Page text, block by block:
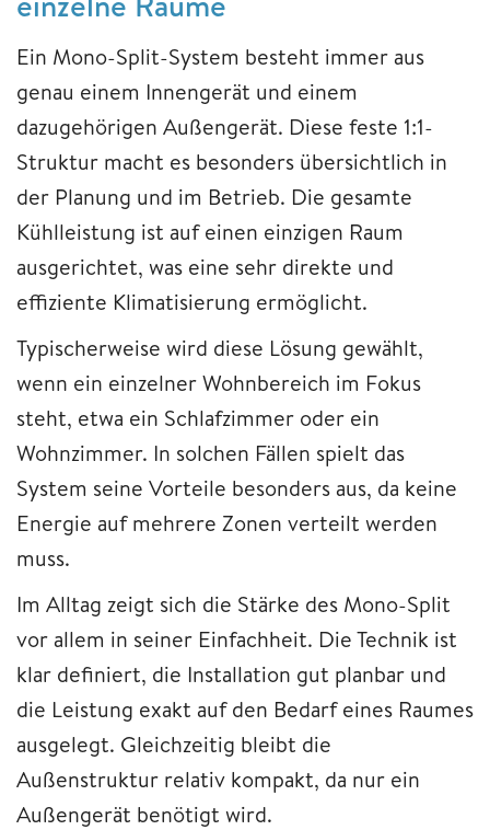
Ein Mono-Split-System besteht immer aus
genau einem Innengerät und einem
dazugehörigen Außengerät. Diese feste 1:1-
Struktur macht es besonders übersichtlich in
der Planung und im Betrieb. Die gesamte
Kühlleistung ist auf einen einzigen Raum
ausgerichtet, was eine sehr direkte und
effiziente Klimatisierung ermöglicht.
Typischerweise wird diese Lösung gewählt,
wenn ein einzelner Wohnbereich im Fokus
steht, etwa ein Schlafzimmer oder ein
Wohnzimmer. In solchen Fällen spielt das
System seine Vorteile besonders aus, da keine
Energie auf mehrere Zonen verteilt werden
muss.
Im Alltag zeigt sich die Stärke des Mono-Split
vor allem in seiner Einfachheit. Die Technik ist
klar definiert, die Installation gut planbar und
die Leistung exakt auf den Bedarf eines Raumes
ausgelegt. Gleichzeitig bleibt die
Außenstruktur relativ kompakt, da nur ein
Außengerät benötigt wird.